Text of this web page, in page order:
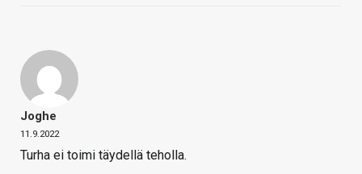
Joghe
11.9.2022
Turha ei toimi täydellä teholla.